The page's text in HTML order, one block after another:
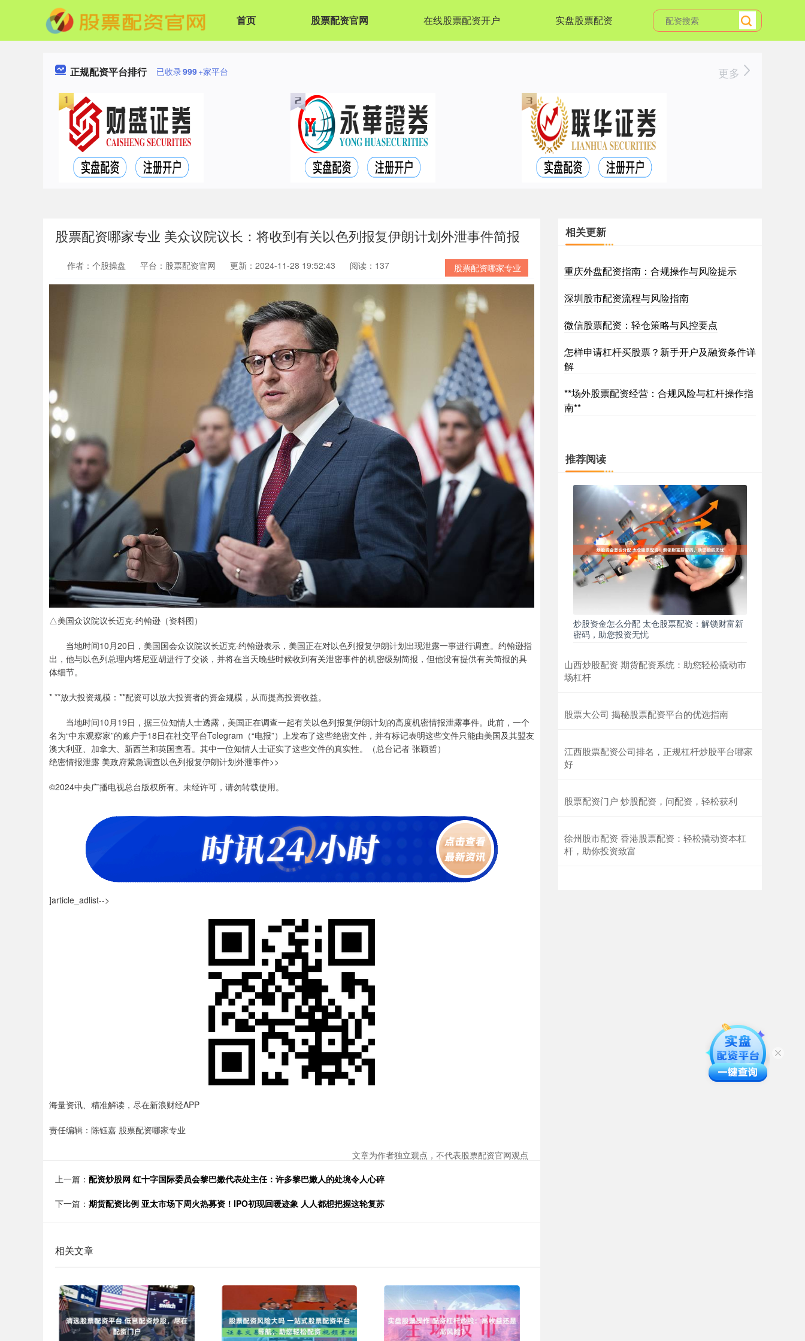
首页 股票配资官网 在线股票配资开户 实盘股票配资
正规配资平台排行 已收录999+家平台 更多
股票配资哪家专业 美众议院议长：将收到有关以色列报复伊朗计划外泄事件简报
股票配资哪家专业
作者：个股操盘 平台：股票配资官网 更新：2024-11-28 19:52:43 阅读：137
△美国众议院议长迈克·约翰逊（资料图）
当地时间10月20日，美国国会众议院议长迈克·约翰逊表示，美国正在对以色列报复伊朗计划出现泄露一事进行调查。约翰逊指
出，他与以色列总理内塔尼亚胡进行了交谈，并将在当天晚些时候收到有关泄密事件的机密级别简报，但他没有提供有关简报的具
体细节。
* **放大投资规模：**配资可以放大投资者的资金规模，从而提高投资收益。
当地时间10月19日，据三位知情人士透露，美国正在调查一起有关以色列报复伊朗计划的高度机密情报泄露事件。此前，一个
名为“中东观察家”的账户于18日在社交平台Telegram（“电报”）上发布了这些绝密文件，并有标记表明这些文件只能由美国及其盟友
澳大利亚、加拿大、新西兰和英国查看。其中一位知情人士证实了这些文件的真实性。（总台记者 张颖哲）
绝密情报泄露 美政府紧急调查以色列报复伊朗计划外泄事件>>
©2024中央广播电视总台版权所有。未经许可，请勿转载使用。
]article_adlist-->
海量资讯、精准解读，尽在新浪财经APP
责任编辑：陈钰嘉 股票配资哪家专业
文章为作者独立观点，不代表股票配资官网观点
上一篇： 配资炒股网 红十字国际委员会黎巴嫩代表处主任：许多黎巴嫩人的处境令人心碎
下一篇： 期货配资比例 亚太市场下周火热募资！IPO初现回暖迹象 人人都想把握这轮复苏
相关文章
相关更新
重庆外盘配资指南：合规操作与风险提示
深圳股市配资流程与风险指南
微信股票配资：轻仓策略与风控要点
怎样申请杠杆买股票？新手开户及融资条件详
解
**场外股票配资经营：合规风险与杠杆操作指
南**
推荐阅读
炒股资金怎么分配 太仓股票配资：解锁财富新
密码，助您投资无忧
山西炒股配资 期货配资系统：助您轻松撬动市
场杠杆
股票大公司 揭秘股票配资平台的优选指南
江西股票配资公司排名，正规杠杆炒股平台哪家
好
股票配资门户 炒股配资，问配资，轻松获利
徐州股市配资 香港股票配资：轻松撬动资本杠
杆，助你投资致富